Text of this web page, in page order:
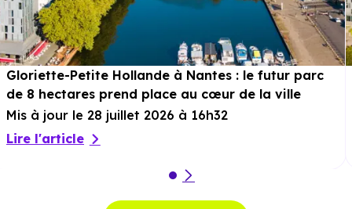
Gloriette-Petite Hollande à Nantes : le futur parc
de 8 hectares prend place au cœur de la ville
Mis à jour le 28 juillet 2026 à 16h32
Lire l'article